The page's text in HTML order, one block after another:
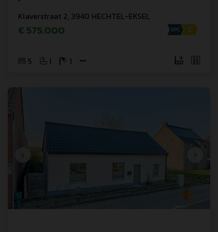
Klaverstraat 2, 3940 HECHTEL-EKSEL
€ 575.000
5 1 1